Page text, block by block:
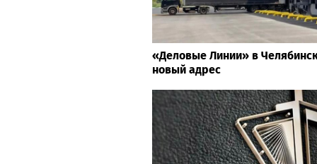
«Деловые Линии» в
новый адрес